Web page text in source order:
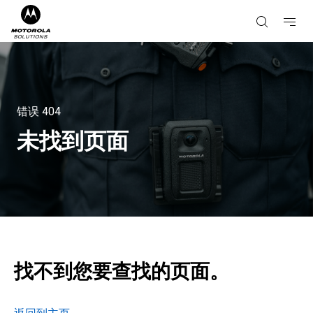
错误 404
未找到页面
找不到您要查找的页面。